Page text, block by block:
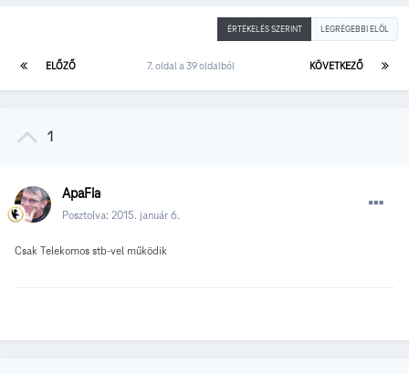
ÉRTÉKELÉS SZERINT LEGRÉGEBBI ELÖL
ELŐZŐ KÖVETKEZŐ
7. oldal a 39 oldalból
1
ApaFia
Posztolva: 2015. január 6.
Csak Telekomos stb-vel működik